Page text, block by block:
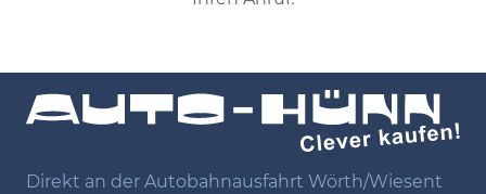
Direkt an der Autobahnausfahrt Wörth/Wiesent